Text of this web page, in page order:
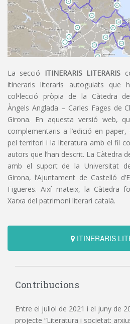
La secció ITINERARIS LITERARIS
itineraris literaris autoguiats que
col•lecció pròpia de la Càtedra
Àngels Anglada – Carles Fages de
Girona. En aquesta versió web,
complementaris a l’edició en
pel territori i la literatura amb el fil
autors que l’han descrit. La Càtedra
amb el suport de la Universitat
Girona, l’Ajuntament de Castelló
Figueres. Així mateix, la Càtedra
Xarxa del patrimoni literari català.
ITINERARIS
Contribucions
Entre el juliol de 2021 i el juny de
projecte “Literatura i societat: